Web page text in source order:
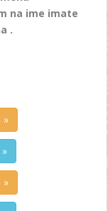
na ime imate
.
»
»